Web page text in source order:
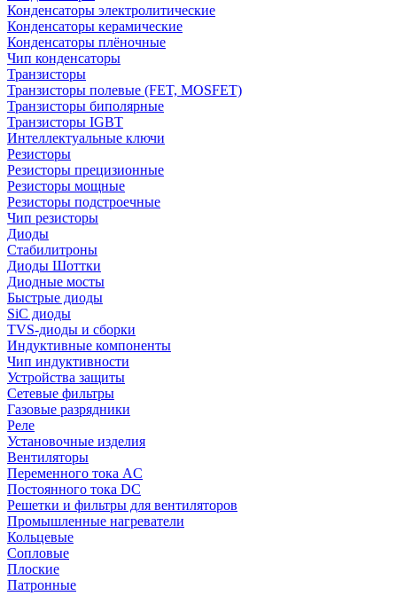
Конденсаторы электролитические
Конденсаторы керамические
Конденсаторы плёночные
Чип конденсаторы
Транзисторы
Транзисторы полевые (FET, MOSFET)
Транзисторы биполярные
Транзисторы IGBT
Интеллектуальные ключи
Резисторы
Резисторы прецизионные
Резисторы мощные
Резисторы подстроечные
Чип резисторы
Диоды
Стабилитроны
Диоды Шоттки
Диодные мосты
Быстрые диоды
SiC диоды
TVS-диоды и сборки
Индуктивные компоненты
Чип индуктивности
Устройства защиты
Сетевые фильтры
Газовые разрядники
Реле
Установочные изделия
Вентиляторы
Переменного тока AC
Постоянного тока DC
Решетки и фильтры для вентиляторов
Промышленные нагреватели
Кольцевые
Сопловые
Плоские
Патронные